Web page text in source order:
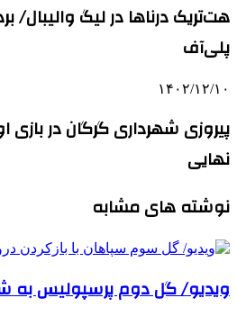
هت‌تریک درناها در لیگ والیبال/
پلی‌آف
۱۴۰۲/۱۲/۱۰
پیروزی شهرداری گرگان در
نهایی
نوشته های مشابه
ویدیو/ گل دوم پرسپولیس